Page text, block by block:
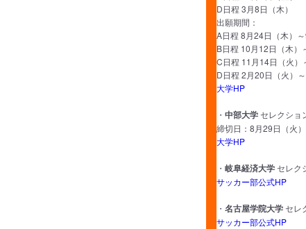
D日程 3月8日（木）
出願期間：
A日程 8月24日（木）～
B日程 10月12日（木）
C日程 11月14日（火）
D日程 2月20日（火）
大学HP
・ 中部大学 セレクショ
締切日：8月29日（火
大学HP
・ 岐阜経済大学 セレク
サッカー部公式HP
・ 名古屋学院大学 セレ
サッカー部公式HP